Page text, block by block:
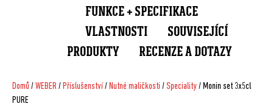
FUNKCE + SPECIFIKACE
VLASTNOSTI
SOUVISEJÍCÍ
PRODUKTY
RECENZE A DOTAZY
Domů /WEBER/ Příslušenství/ Nutné maličkosti /Speciality/ Monin set 3x5cl
PURE